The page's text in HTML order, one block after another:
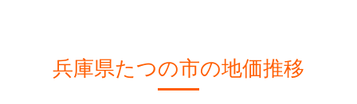
兵庫県たつの市の地価推移